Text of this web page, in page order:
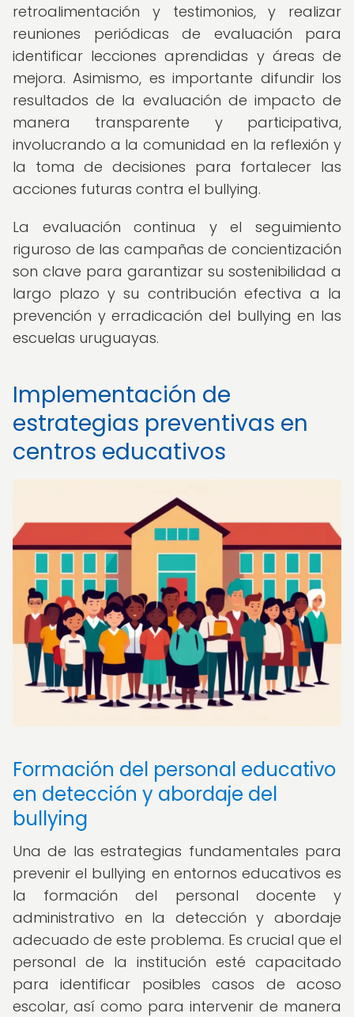
retroalimentación y testimonios, y realizar
reuniones periódicas de evaluación para
identificar lecciones aprendidas y áreas de
mejora. Asimismo, es importante difundir los
resultados de la evaluación de impacto de
manera transparente y participativa,
involucrando a la comunidad en la reflexión y
la toma de decisiones para fortalecer las
acciones futuras contra el bullying.
La evaluación continua y el seguimiento
riguroso de las campañas de concientización
son clave para garantizar su sostenibilidad a
largo plazo y su contribución efectiva a la
prevención y erradicación del bullying en las
escuelas uruguayas.
Implementación de
estrategias preventivas en
centros educativos
Formación del personal educativo
en detección y abordaje del
bullying
Una de las estrategias fundamentales para
prevenir el bullying en entornos educativos es
la formación del personal docente y
administrativo en la detección y abordaje
adecuado de este problema. Es crucial que el
personal de la institución esté capacitado
para identificar posibles casos de acoso
escolar, así como para intervenir de manera